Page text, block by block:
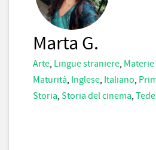
Marta G.
Arte, Lingue straniere,
Maturità, Inglese, Italiano,
Storia, Storia del cinema,